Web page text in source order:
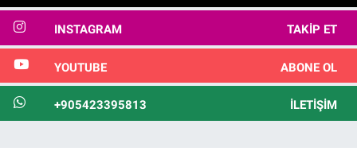
INSTAGRAM TAKIP ET
YOUTUBE ABONE OL
+905423395813 İLETIŞIM